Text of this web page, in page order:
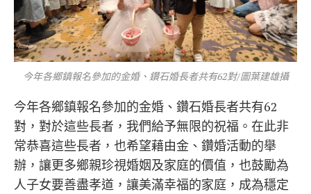
今年各鄉鎮報名參加的金婚、鑽石婚長者共有62對/圖葉建雄攝
今年各鄉鎮報名參加的金婚、鑽石婚長者共有62
對，對於這些長者，我們給予無限的祝福。在此非
常恭喜這些長者，也希望藉由金、鑽婚活動的舉
辦，讓更多鄉親珍視婚姻及家庭的價值，也鼓勵為
人子女要善盡孝道，讓美滿幸福的家庭，成為穩定